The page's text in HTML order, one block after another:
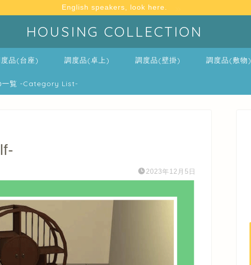
English speakers, look here.
HOUSING COLLECTION
品(台座) 調度品(卓上) 調度品(壁掛) 調度品(敷物)
一覧 -Category List-
2023年12月5日